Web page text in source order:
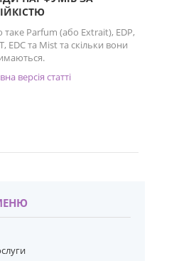
Parfum (або Extrait), EDP,
EDC та Mist та скільки вони
версія статті